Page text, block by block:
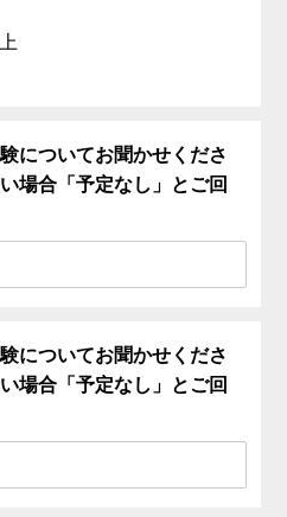
についてお聞かせくださ
場合「予定なし」とご回
についてお聞かせくださ
場合「予定なし」とご回